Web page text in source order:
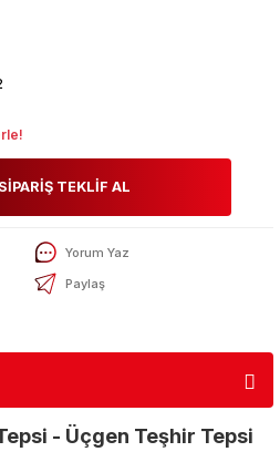
TEKLİF AL
Yorum Yaz
Paylaş
- Üçgen Teşhir Tepsi